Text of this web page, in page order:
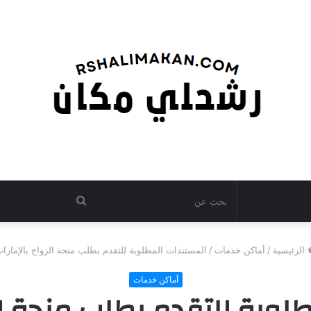
بحث
الرئيسية / أماكن خدمات / المستندات المطلوبة للتقدم بطلب منحة الزواج
أماكن خدمات